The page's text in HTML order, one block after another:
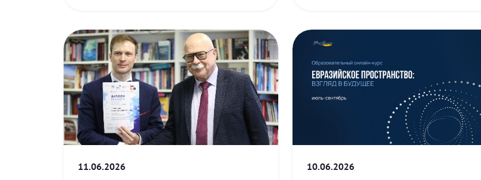
11.06.2026 10.06.2026